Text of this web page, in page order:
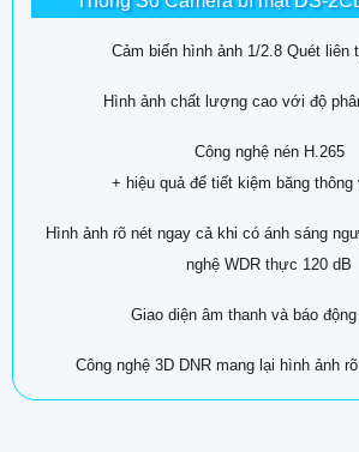
Cảm biến hình ảnh 1/2.8 Quét liên
Hình ảnh chất lượng cao với độ
Công nghệ nén H.265
+ hiệu quả để tiết kiệm băng
Hình ảnh rõ nét ngay cả khi có ánh sáng
nghệ WDR thực 120 dB
Giao diện âm thanh và báo
Công nghệ 3D DNR mang lại hình ảnh